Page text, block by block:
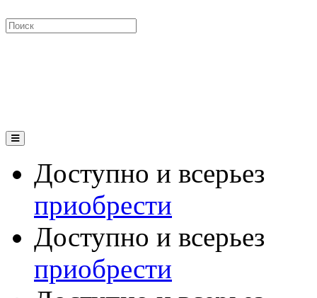
Доступно и всерьез
приобрести
Доступно и всерьез
приобрести